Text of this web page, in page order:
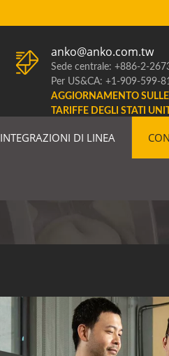
anko@anko.com.tw
Sede centrale: +886-2-
Per US&CA: +1-909-599-
AGGIORNAMENTO SULLE
TARIFFE DEGLI STATI UNITI
INTEGRAZIONI DI LINEA